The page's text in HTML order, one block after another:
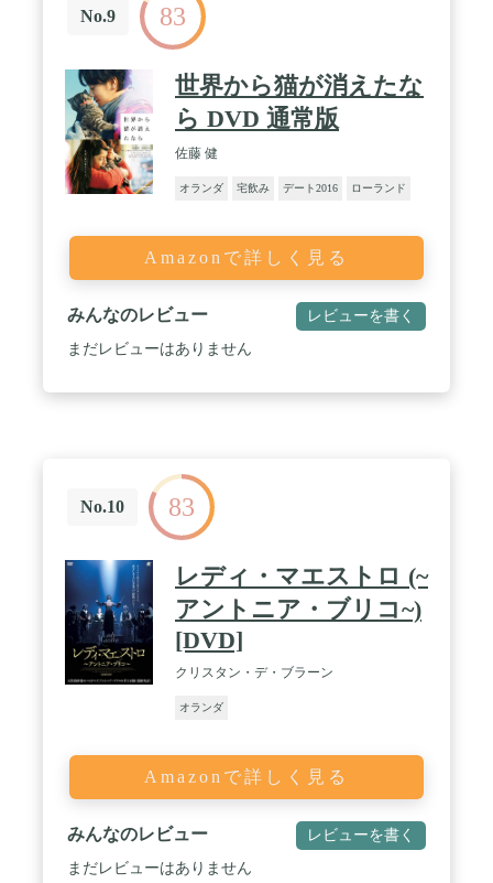
No.9 83
世界から猫が消えたな
ら DVD 通常版
佐藤 健
オランダ 宅飲み デート2016 ローランド
Amazonで詳しく見る
みんなのレビュー レビューを書く
まだレビューはありません
No.10 83
レディ・マエストロ (~
アントニア・ブリコ~)
[DVD]
クリスタン・デ・ブラーン
オランダ
Amazonで詳しく見る
みんなのレビュー レビューを書く
まだレビューはありません